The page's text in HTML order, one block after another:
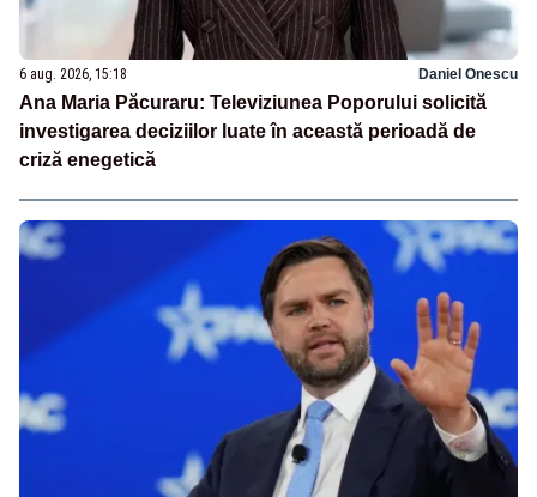
6 aug. 2026, 15:18 Daniel Onescu
Ana Maria Păcuraru: Televiziunea Poporului solicită
investigarea deciziilor luate în această perioadă de
criză enegetică